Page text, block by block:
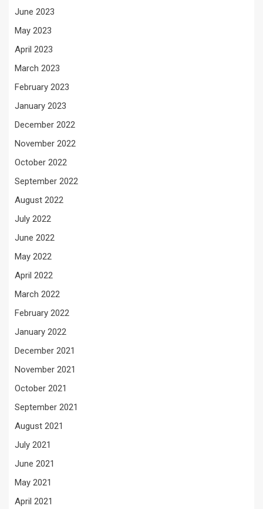
June 2023
May 2023
April 2023
March 2023
February 2023
January 2023
December 2022
November 2022
October 2022
September 2022
August 2022
July 2022
June 2022
May 2022
April 2022
March 2022
February 2022
January 2022
December 2021
November 2021
October 2021
September 2021
August 2021
July 2021
June 2021
May 2021
April 2021